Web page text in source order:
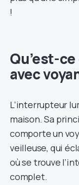
!
Qu’est-
avec
L’interrupteur
maison. Sa
comporte un
veilleuse, qui
où se trouve
complet.